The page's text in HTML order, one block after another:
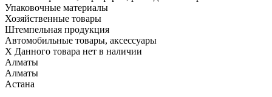
Упаковочные материалы
Хозяйственные товары
Штемпельная продукция
Автомобильные товары, аксессуары
X Данного товара нет в наличии
Алматы
Алматы
Астана